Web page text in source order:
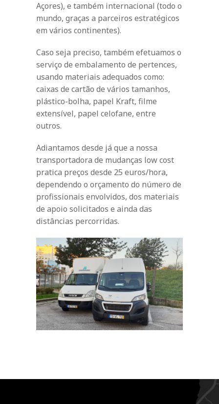
Açores), e também internacional (todo o
mundo, graças a parceiros estratégicos
em vários continentes).
Caso seja preciso, também efetuamos o
serviço de embalamento de pertences,
usando materiais adequados como:
caixas de cartão de vários tamanhos,
plástico-bolha, papel Kraft, filme
extensível, papel celofane, entre
outros.
Adiantamos desde já que a nossa
transportadora de mudanças low cost
pratica preços desde 25 euros/hora,
dependendo o orçamento do número de
profissionais envolvidos, dos materiais
de apoio solicitados e ainda das
distâncias percorridas.